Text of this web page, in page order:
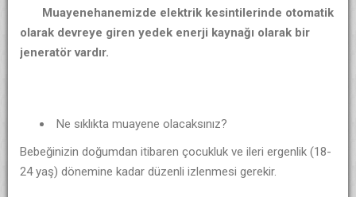
Muayenehanemizde elektrik kesintilerinde otomatik
olarak devreye giren yedek enerji kaynağı olarak bir
jeneratör vardır.
Ne sıklıkta muayene olacaksınız?
Bebeğinizin doğumdan itibaren çocukluk ve ileri ergenlik (18-
24 yaş) dönemine kadar düzenli izlenmesi gerekir.